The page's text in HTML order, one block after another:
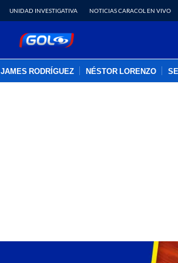
UNIDAD INVESTIGATIVA NOTICIAS CARACOL EN VIVO
JAMES RODRÍGUEZ NÉSTOR LORENZO